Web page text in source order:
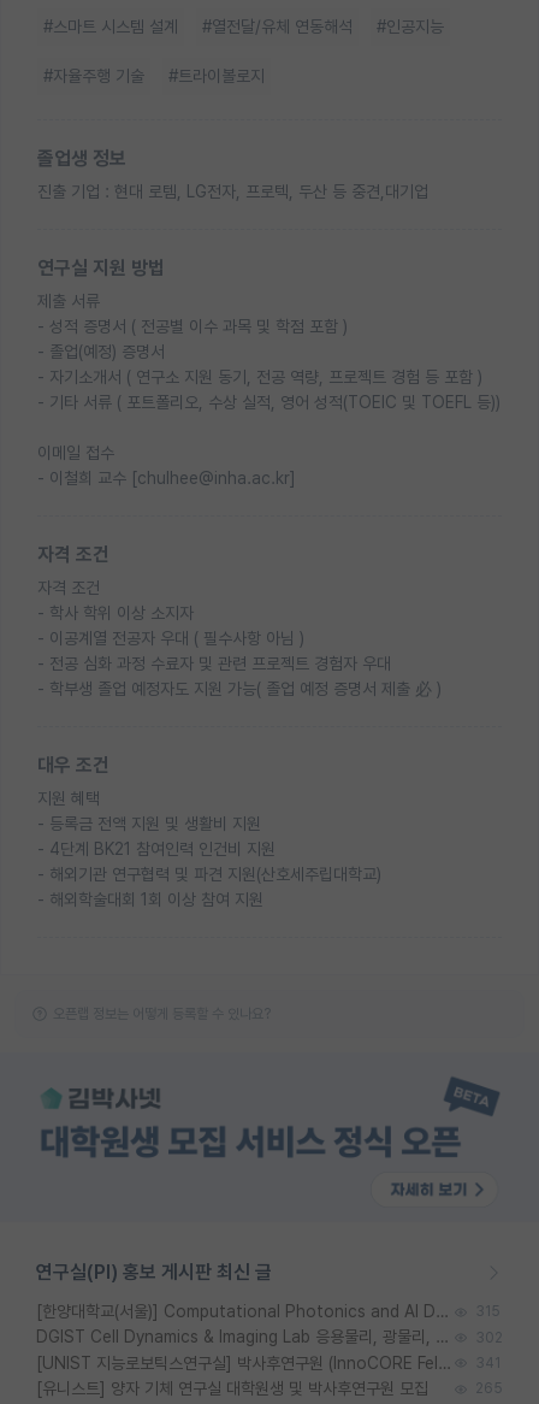
#스마트 시스템 설계 #열전달/유체 연동해석 #인공지능
#자율주행 기술 #트라이볼로지
졸업생 정보
진출 기업 : 현대 로템, LG전자, 프로텍, 두산 등 중견,대기업
연구실 지원 방법
제출 서류
- 성적 증명서 ( 전공별 이수 과목 및 학점 포함 )
- 졸업(예정) 증명서
- 자기소개서 ( 연구소 지원 동기, 전공 역량, 프로젝트 경험 등 포함 )
- 기타 서류 ( 포트폴리오, 수상 실적, 영어 성적(TOEIC 및 TOEFL 등))
이메일 접수
- 이철희 교수 [chulhee@inha.ac.kr]
자격 조건
자격 조건
- 학사 학위 이상 소지자
- 이공계열 전공자 우대 ( 필수사항 아님 )
- 전공 심화 과정 수료자 및 관련 프로젝트 경험자 우대
- 학부생 졸업 예정자도 지원 가능( 졸업 예정 증명서 제출 必 )
대우 조건
지원 혜택
- 등록금 전액 지원 및 생활비 지원
- 4단계 BK21 참여인력 인건비 지원
- 해외기관 연구협력 및 파견 지원(산호세주립대학교)
- 해외학술대회 1회 이상 참여 지원
오픈랩 정보는 어떻게 등록할 수 있나요?
연구실(PI) 홍보 게시판 최신 글
[한양대학교(서울)] Computational Photonics and AI Design Lab 대학원생 모집 315
DGIST Cell Dynamics & Imaging Lab 응용물리, 광물리, 양자, 생물물리 대학원생 모집 [삼성과제, 전문연TO] 302
[UNIST 지능로보틱스연구실] 박사후연구원 (InnoCORE Fellow) 모집 공고 341
[유니스트] 양자 기체 연구실 대학원생 및 박사후연구원 모집 265